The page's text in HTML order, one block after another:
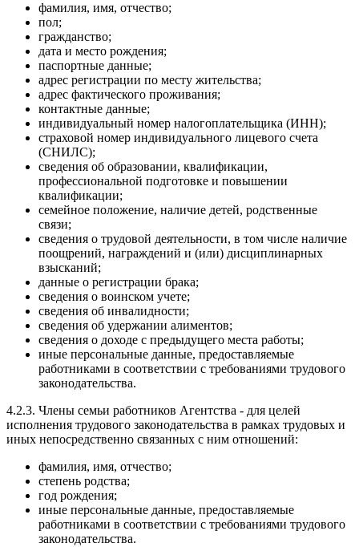
фамилия, имя, отчество;
пол;
гражданство;
дата и место рождения;
паспортные данные;
адрес регистрации по месту жительства;
адрес фактического проживания;
контактные данные;
индивидуальный номер налогоплательщика (ИНН);
страховой номер индивидуального лицевого счета
(СНИЛС);
сведения об образовании, квалификации,
профессиональной подготовке и повышении
квалификации;
семейное положение, наличие детей, родственные
связи;
сведения о трудовой деятельности, в том числе наличие
поощрений, награждений и (или) дисциплинарных
взысканий;
данные о регистрации брака;
сведения о воинском учете;
сведения об инвалидности;
сведения об удержании алиментов;
сведения о доходе с предыдущего места работы;
иные персональные данные, предоставляемые
работниками в соответствии с требованиями трудового
законодательства.
4.2.3. Члены семьи работников Агентства - для целей
исполнения трудового законодательства в рамках трудовых и
иных непосредственно связанных с ним отношений:
фамилия, имя, отчество;
степень родства;
год рождения;
иные персональные данные, предоставляемые
работниками в соответствии с требованиями трудового
законодательства.